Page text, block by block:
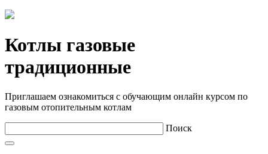
Котлы газовые
традиционные
Приглашаем ознакомиться с обучающим онлайн курсом по
газовым отопительным котлам
Поиск